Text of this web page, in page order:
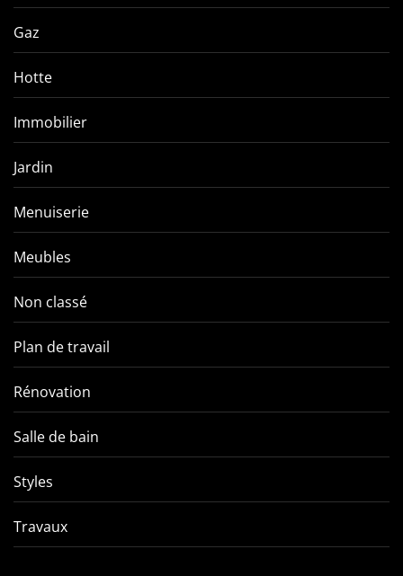
Gaz
Hotte
Immobilier
Jardin
Menuiserie
Meubles
Non classé
Plan de travail
Rénovation
Salle de bain
Styles
Travaux